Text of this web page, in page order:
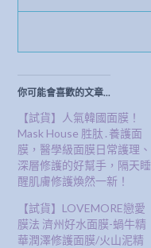
你可能會喜歡的文章...
【試貨】人氣韓國面膜！
Mask House 胜肽․養護面
膜，醫學級面膜日常護理、
深層修護的好幫手，隔天睡
醒肌膚修護煥然一新！
【試貨】LOVEMORE戀愛
膜法 濟州好水面膜-蝸牛精
華潤澤修護面膜/火山泥精